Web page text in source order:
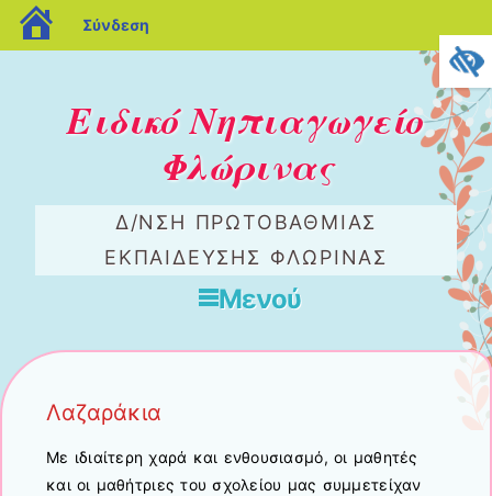
Ειδικό Νηπιαγωγείο
Φλώρινας
Δ/ΝΣΗ ΠΡΩΤΟΒΆΘΜΙΑΣ
ΕΚΠΑΊΔΕΥΣΗΣ ΦΛΏΡΙΝΑΣ
Μενού
Λαζαράκια
Με ιδιαίτερη χαρά και ενθουσιασμό, οι μαθητές
και οι μαθήτριες του σχολείου μας συμμετείχαν
blogs.sch.gr
Σύνδεση